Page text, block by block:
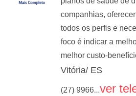
companhias,
todos os perfis e
foco é indicar a
melhor custo-
Vitória/ ES
(27) 9966...ver